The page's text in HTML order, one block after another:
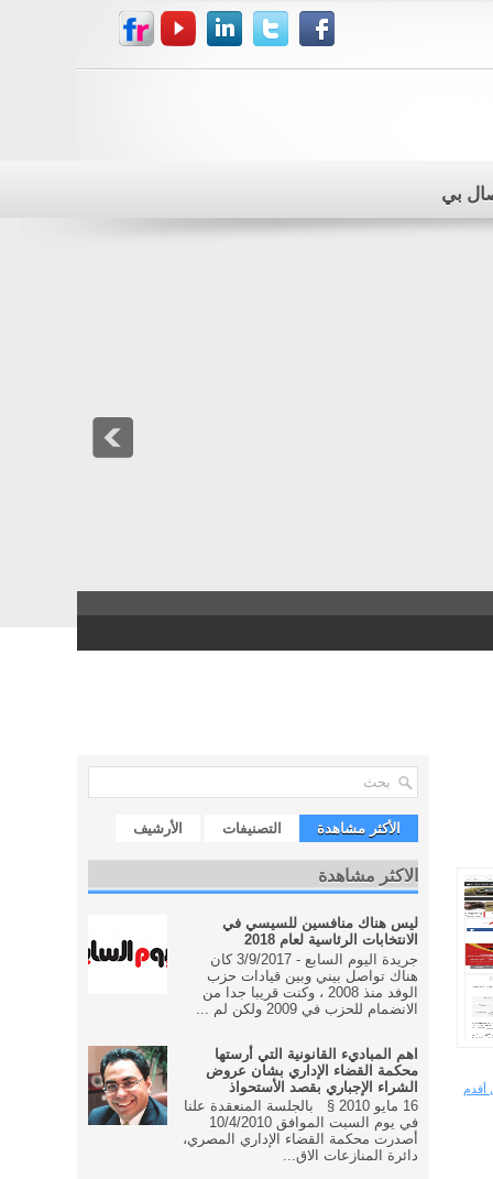
بي
أقدم
الأكثر مشاهدة التصنيفات الأرشيف
الاكثر مشاهدة
ليس هناك منافسين للسيسي في
الانتخابات الرئاسية لعام 2018
جريدة اليوم السابع - 3/9/2017 كان
هناك تواصل بيني وبين قيادات حزب
الوفد منذ 2008 ، وكنت قريبا جدا من
الانضمام للحزب في 2009 ولكن لم ...
اهم المباديء القانونية التي أرستها
محكمة القضاء الإداري بشان عروض
الشراء الإجباري بقصد الأستحواذ
16 مايو 2010 § بالجلسة المنعقدة علنا
في يوم السبت الموافق 10/4/2010
أصدرت محكمة القضاء الإداري المصري،
دائرة المنازعات الاق...